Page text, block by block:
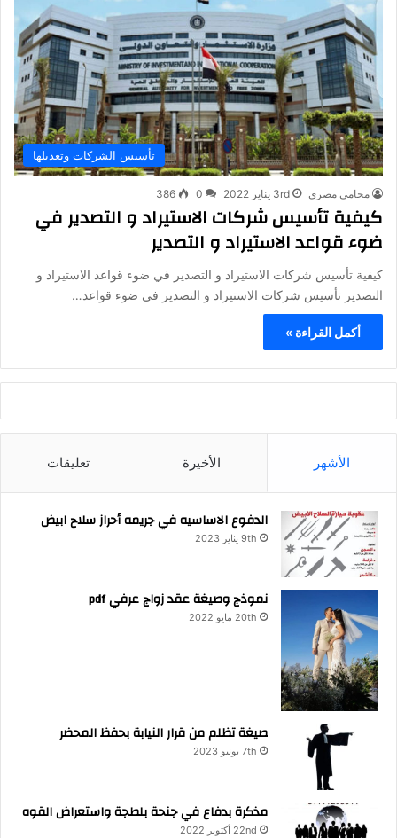
تأسيس الشركات وتعديلها
محامي مصري 3rd يناير 2022 0
386
كيفية تأسيس شركات الاستيراد و التصدير في
ضوء قواعد الاستيراد و التصدير
كيفية تأسيس شركات الاستيراد و التصدير في ضوء قواعد الاستيراد و
التصدير تأسيس شركات الاستيراد و التصدير في ضوء قواعد…
أكمل القراءة »
الأشهر الأخيرة تعليقات
الدفوع الاساسيه في جريمه أحراز سلاح ابيض
9th يناير 2023
نموذج وصيغة عقد زواج عرفي pdf
20th مايو 2022
صيغة تظلم من قرار النيابة بحفظ المحضر
7th يونيو 2023
مذكرة بدفاع في جنحة بلطجة واستعراض القوه
22nd أكتوبر 2022